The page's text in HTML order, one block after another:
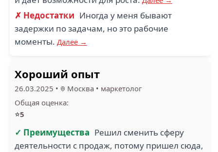
✗ Недостатки Иногда у меня бывают
задержки по задачам, но это рабочие
моменты. Далее →
Хороший опыт
26.03.2025 • Москва • маркетолог
Общая оценка:
⭐5
✓ Преимущества Решил сменить сферу
деятельности с продаж, потому пришел сюда,